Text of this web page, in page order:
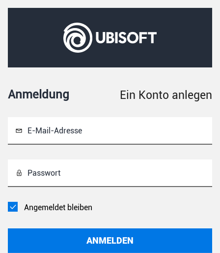
Anmeldung Ein Konto anlegen
E-Mail-Adresse
Passwort
Angemeldet bleiben
ANMELDEN